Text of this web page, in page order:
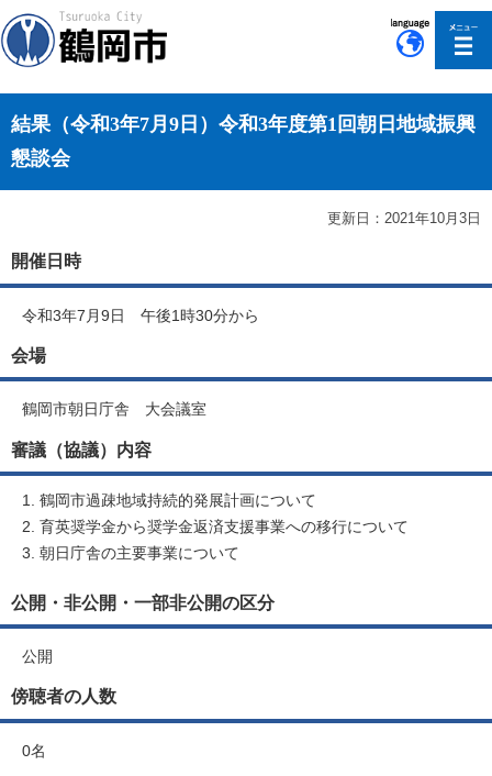
結果（令和3年7月9日）令和3年度第1回朝日地域振興
懇談会
更新日：2021年10月3日
開催日時
令和3年7月9日 午後1時30分から
会場
鶴岡市朝日庁舎 大会議室
審議（協議）内容
鶴岡市過疎地域持続的発展計画について
育英奨学金から奨学金返済支援事業への移行について
朝日庁舎の主要事業について
公開・非公開・一部非公開の区分
公開
傍聴者の人数
0名